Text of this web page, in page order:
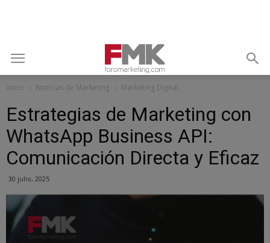
Inicio Noticias de Marketing Marketing Digital
Estrategias de Marketing con
WhatsApp Business API:
Comunicación Directa y Eficaz
30 julio, 2025